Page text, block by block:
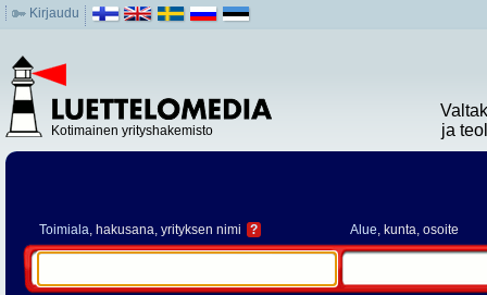
Kirjaudu
Kotimainen yrityshakemisto
ja
Toimiala, hakusana, yrityksen nimi ? Alue, kunta, osoite